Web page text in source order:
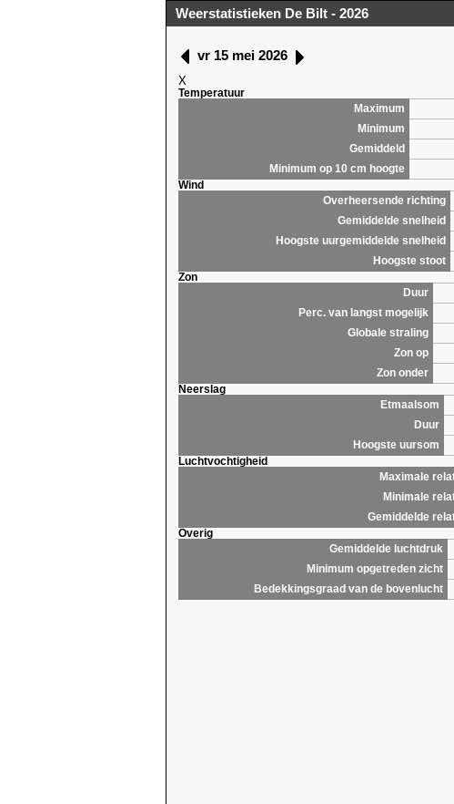
Weerstatistieken De Bilt - 2026
vr 15 mei 2026
X
Temperatuur
Maximum
Minimum
Gemiddeld
Minimum op 10 cm hoogte
Wind
Overheersende richting
Gemiddelde snelheid
Hoogste uurgemiddelde snelheid
Hoogste stoot
Zon
Duur
Perc. van langst mogelijk
Globale straling
Zon op
Zon onder
Neerslag
Etmaalsom
Duur
Hoogste uursom
Luchtvochtigheid
Maximale
Minimale
Gemiddelde
Overig
Gemiddelde luchtdruk
Minimum opgetreden zicht
Bedekkingsgraad van de bovenlucht